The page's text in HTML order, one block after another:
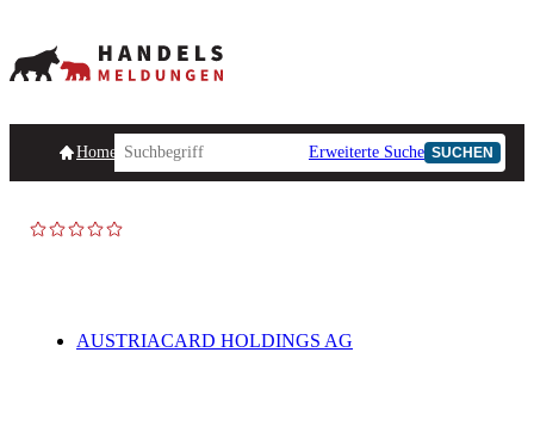
HomepageHandelsmeldungen Ad-Hoc-Meldungen
Erweiterte Suche SUCHEN
AUSTRIACARD HOLDINGS AG